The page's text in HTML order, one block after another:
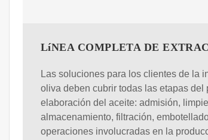
LíNEA COMPLETA DE
Las soluciones para los clientes de la
oliva deben cubrir todas las etapas del
elaboración del aceite: admisión,
almacenamiento, filtración,
operaciones involucradas en la